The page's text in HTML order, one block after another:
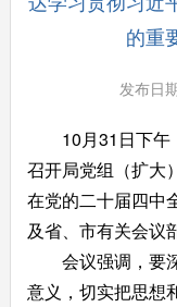
的重
发布日
10月31日下
召开局党组（扩大
在党的二十届四中
及省、市有关会议
会议强调，要
意义，切实把思想